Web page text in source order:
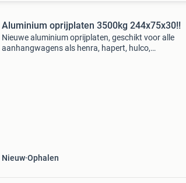
Aluminium oprijplaten 3500kg 244x75x30!!
Nieuwe aluminium oprijplaten, geschikt voor alle
aanhangwagens als henra, hapert, hulco,
Nieuw Ophalen